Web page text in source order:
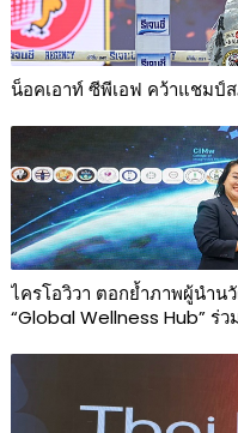
น็อคเอาท์ ซีพีเอฟ คว้าแชมป์ส
ไครโอวิวา ตอกย้ำภาพผู้นำ
“Global Wellness Hub” ร่ว